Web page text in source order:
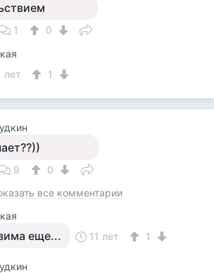
1 0
лет
1
9
0
все комментарии
еще... 11 лет 1